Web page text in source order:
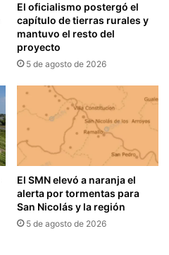
El oficialismo postergó el
capítulo de tierras rurales y
mantuvo el resto del
proyecto
5 de agosto de 2026
El SMN elevó a naranja el
alerta por tormentas para
San Nicolás y la región
5 de agosto de 2026